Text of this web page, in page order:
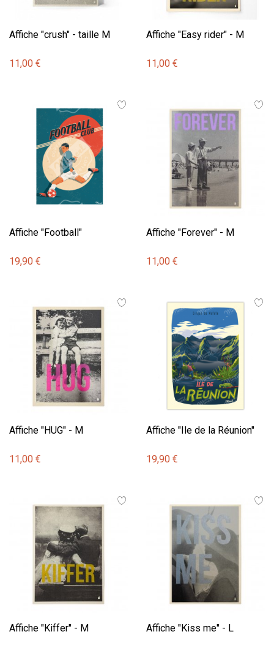
Affiche "crush" - taille M
11,00 €
Affiche "Easy rider" - M
11,00 €
Affiche "Football"
19,90 €
Affiche "Forever" - M
11,00 €
Affiche "HUG" - M
11,00 €
Affiche "Ile de la Réunion"
19,90 €
Affiche "Kiffer" - M Affiche "Kiss me" - L